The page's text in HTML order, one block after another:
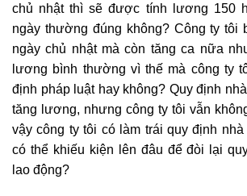
chủ nhật thì sẽ được tính lương 150
ngày thường đúng không? Công ty tôi
ngày chủ nhật mà còn tăng ca nữa
lương bình thường vì thế mà công ty
định pháp luật hay không? Quy định
tăng lương, nhưng công ty tôi vẫn
vậy công ty tôi có làm trái quy định
có thể khiếu kiện lên đâu để đòi lại
lao động?